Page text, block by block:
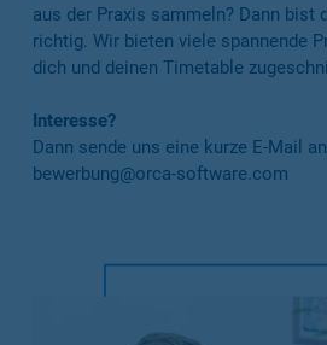
aus der Praxis sammeln? Dann bist
richtig. Wir bieten viele spannende
dich und deinen Timetable
Interesse?
Dann sende uns eine kurze E-Mail
bewerbung@orca-software.com